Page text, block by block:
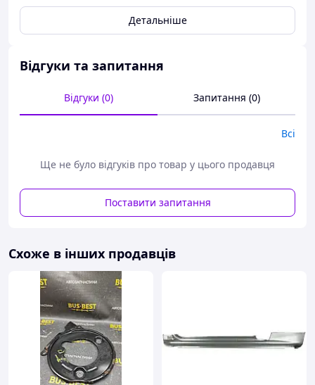
які випускалися з 2007 року.
Водяний насос і комплект ременя ГРМ AIRTEX AIR WPK-
зубчастого ременя.
високонадійних автозапчастин і велику репутацію в
усьому світі.
Детальніше
Відгуки та запитання
Відгуки (0) Запитання (0)
Всі
Ще не було відгуків про товар у цього продавця
Поставити запитання
Схоже в інших продавців